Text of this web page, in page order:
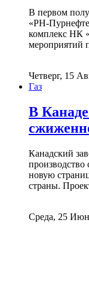
В первом
«РН-
комплекс НК
мероприятий
Четверг, 15
Газ
В Канаде
Канадский
новую
страны.
Среда, 25